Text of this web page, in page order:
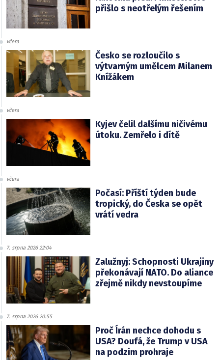
přišlo s neotřelým řešením
včera
Česko se rozloučilo s
výtvarným umělcem Milanem
Knížákem
včera
Kyjev čelil dalšímu ničivému
útoku. Zemřelo i dítě
včera
Počasí: Příští týden bude
tropický, do Česka se opět
vrátí vedra
7. srpna 2026 22:04
Zalužnyj: Schopnosti Ukrajiny
překonávají NATO. Do aliance
zřejmě nikdy nevstoupíme
7. srpna 2026 20:55
Proč Írán nechce dohodu s
USA? Doufá, že Trump v USA
na podzim prohraje